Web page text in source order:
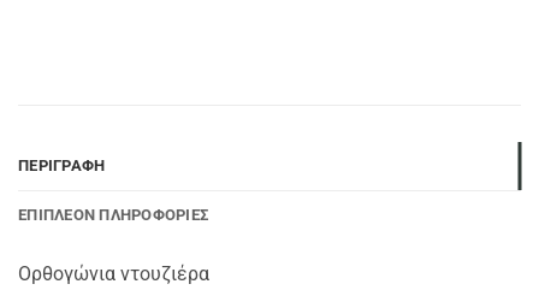
ΠΕΡΙΓΡΑΦΉ
ΕΠΙΠΛΈΟΝ ΠΛΗΡΟΦΟΡΊΕΣ
Ορθογώνια ντουζιέρα